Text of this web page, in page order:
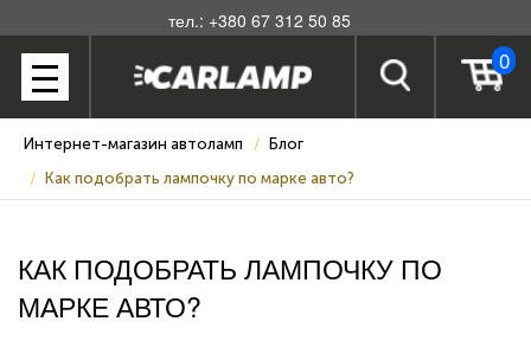
тел.: +380 67 312 50 85
0
Интернет-магазин автоламп
Блог
Как подобрать лампочку по марке авто?
КАК ПОДОБРАТЬ ЛАМПОЧКУ ПО
МАРКЕ АВТО?